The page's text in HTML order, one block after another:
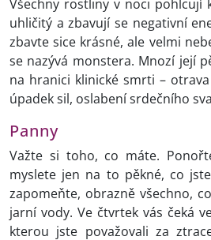
Všechny rostliny v noci pohlcují
uhličitý a zbavují se negativní
zbavte sice krásné, ale velmi
se nazývá monstera. Mnozí její
na hranici klinické smrti –
úpadek sil, oslabení srdečního
Panny
Važte si toho, co máte.
myslete jen na to pěkné, co
zapomeňte, obrazně všechno,
jarní vody. Ve čtvrtek vás čeká
kterou jste považovali za